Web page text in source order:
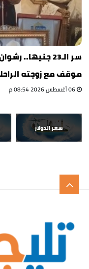
سر الـ23
موقف مع زوجته
سعر الدولار